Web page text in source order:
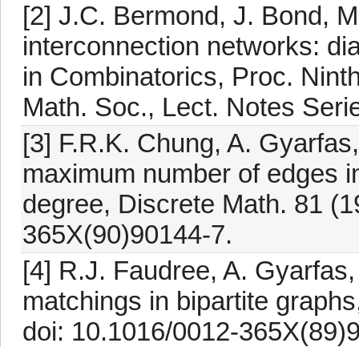
[2] J.C. Bermond, J. Bond,
interconnection networks:
in Combinatorics, Proc.
Math. Soc., Lect. Notes
[3] F.R.K. Chung, A.
maximum number of edges
degree, Discrete Math. 81
365X(90)90144-7.
[4] R.J. Faudree, A.
matchings in bipartite
doi: 10.1016/0012-